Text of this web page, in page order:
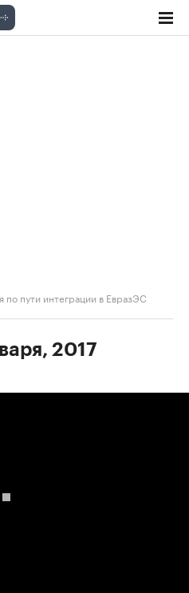
пути интеграции в ЕвразЭС
2017